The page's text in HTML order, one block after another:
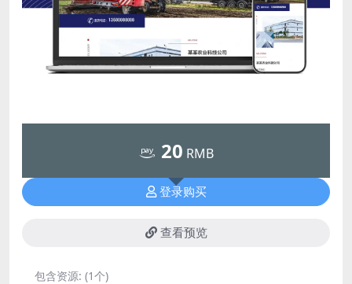
20 RMB
登录购买
查看预览
包含资源: (1个)